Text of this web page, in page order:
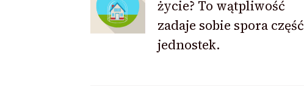
Navigationżycie? To wątpliwość
zadaje sobie spora część
jednostek.